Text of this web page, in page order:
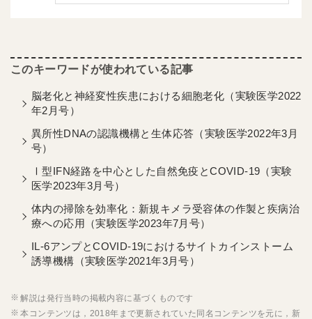
脳老化と神経変性疾患における細胞老化（実験医学2022
年2月号）
異所性DNAの認識機構と生体応答（実験医学2022年3月
号）
Ⅰ型IFN経路を中心とした自然免疫とCOVID-19（実験
医学2023年3月号）
体内の掃除を効率化：新規キメラ受容体の作製と疾病治
療への応用（実験医学2023年7月号）
IL-6アンプとCOVID-19におけるサイトカインストーム
誘導機構（実験医学2021年3月号）
解説は発行当時の掲載内容に基づくものです
本コンテンツは，2018年まで更新されていた同名コンテンツを元に，新